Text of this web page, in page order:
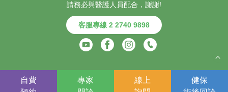
請務必與醫護人員配合，謝謝!
客服專線 2 2740 9898
COPYRIGHT © 2025 諾貝爾醫療集團. ALL RIGHTS RESERVED.
隱私權保護政策及免責聲明
自費
專家
線上
健保